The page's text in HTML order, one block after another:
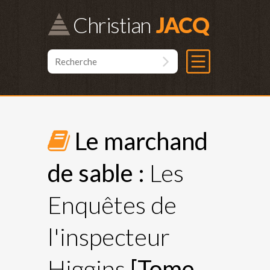
Christian
Le marchand
de sable : Les
Enquêtes de
l'inspecteur